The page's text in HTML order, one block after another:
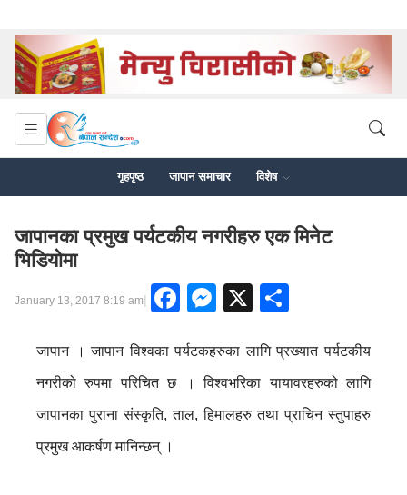
गृहपृष्ठ जापान समाचार विशेष
जापानका प्रमुख पर्यटकीय नगरीहरु एक मिनेट
भिडियोमा
January 13, 2017 8:19 am| Facebook
Messenger
X
जापान । जापान विश्वका पर्यटकहरुका लागि प्रख्यात पर्यटकीय
नगरीको रुपमा परिचित छ । विश्वभरिका यायावरहरुको लागि
जापानका पुराना संस्कृति, ताल, हिमालहरु तथा प्राचिन स्तुपाहरु
प्रमुख आकर्षण मानिन्छन् ।